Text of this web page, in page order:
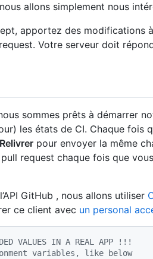
allons simplement nous
apportez des modifications
Votre serveur doit
sommes prêts à démarrer
les états de CI. Chaque fois
Relivrer pour envoyer la même
request chaque fois que
GitHub , nous allons utiliser
ce client avec un personal
VALUES IN A REAL APP !!!
variables, like below